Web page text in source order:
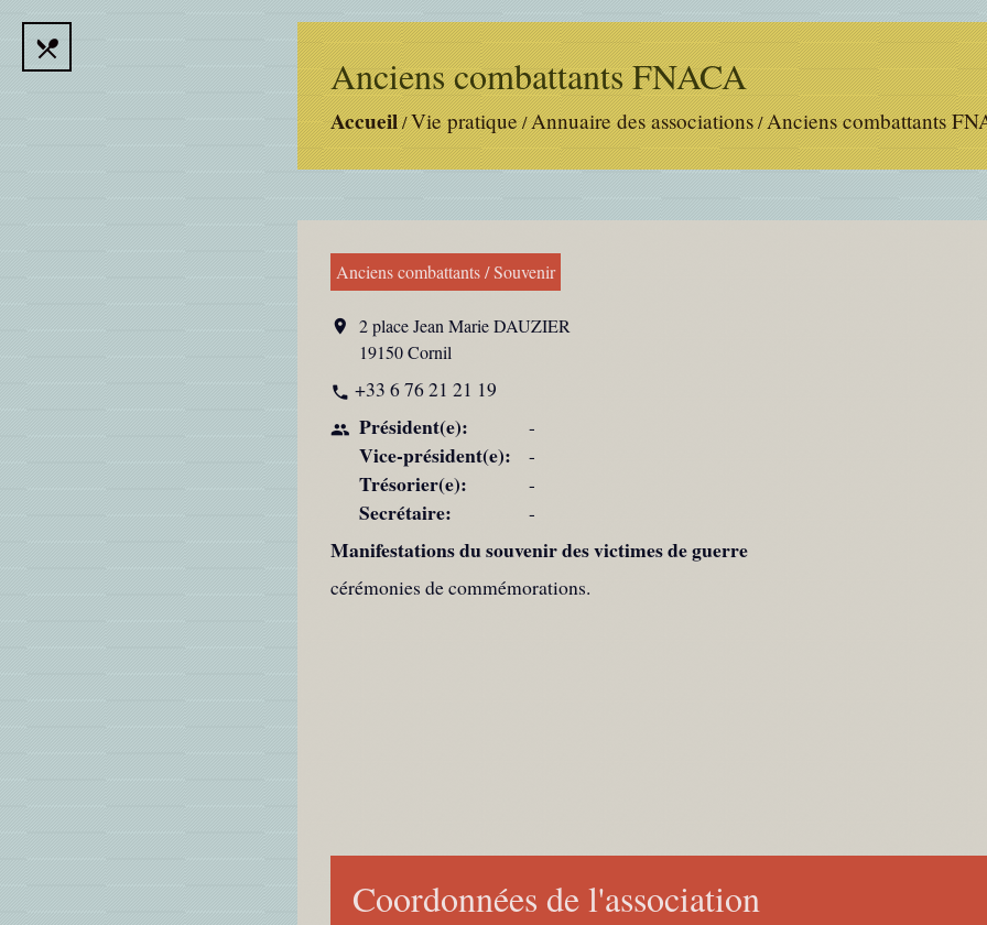
Anciens combattants FNACA
Accueil/Vie pratique/Annuaire des associations/Anciens combattants
local_dining
Anciens combattants / Souvenir
location_on
2 place Jean Marie DAUZIER
19150 Cornil
phone +33 6 76 21 21 19
people Président(e):
Vice-président(e):
Trésorier(e):
Secrétaire:
-
-
-
-
Manifestations du souvenir des victimes de guerre
cérémonies de commémorations.
Coordonnées de l'association